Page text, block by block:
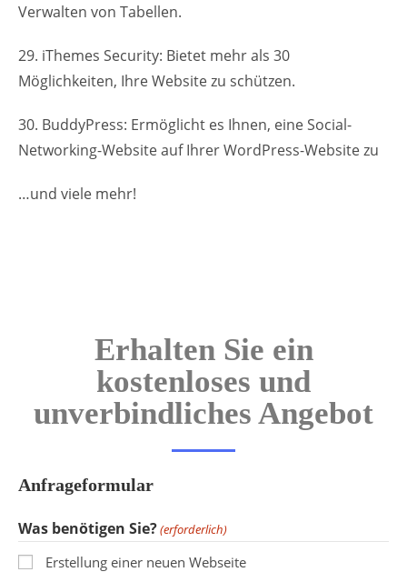
Verwalten von Tabellen.
29. iThemes Security: Bietet mehr als 30
Möglichkeiten, Ihre Website zu schützen.
30. BuddyPress: Ermöglicht es Ihnen, eine Social-
Networking-Website auf Ihrer WordPress-Website zu
…und viele mehr!
Erhalten Sie ein
kostenloses und
unverbindliches Angebot
Anfrageformular
Was benötigen Sie?(erforderlich)
Erstellung einer neuen Webseite